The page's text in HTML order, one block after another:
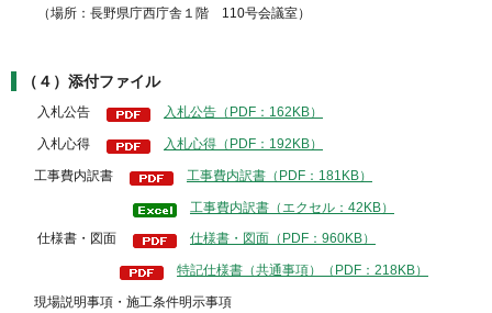
（場所：長野県庁西庁舎１階 110号会議室）
（４）添付ファイル
入札公告 入札公告（PDF：162KB）
入札心得 入札心得（PDF：192KB）
工事費内訳書 工事費内訳書（PDF：181KB）
工事費内訳書（エクセル：42KB）
仕様書・図面 仕様書・図面（PDF：960KB）
特記仕様書（共通事項）（PDF：218KB）
現場説明事項・施工条件明示事項